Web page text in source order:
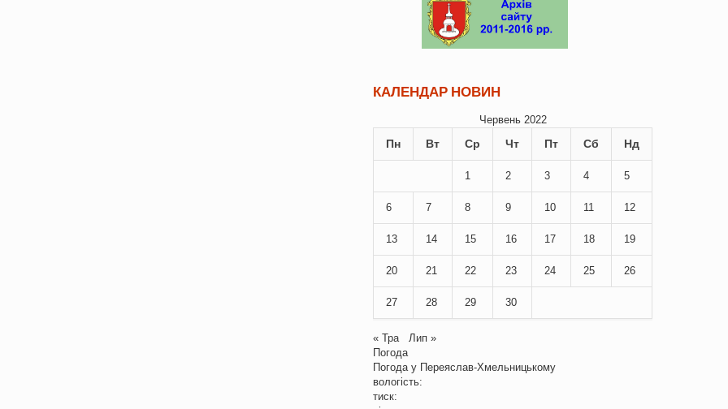
КАЛЕНДАР НОВИН
Червень 2022
Пн Вт Ср Чт Пт Сб Нд
1 2 3 4 5
6 7 8 9 10 11 12
13 14 15 16 17 18 19
20 21 22 23 24 25 26
27 28 29 30
« Тра
Лип »
Погода
Погода у Переяслав-Хмельницькому
вологість:
тиск: